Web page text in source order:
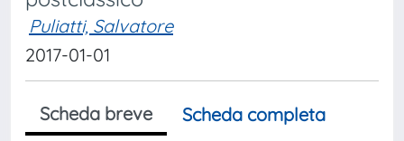
Puliatti, Salvatore
2017-01-01
Scheda breve
Scheda completa